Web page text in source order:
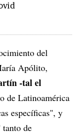
del
Apólito,
-tal el
de Latinoamérica
específicas", y
de